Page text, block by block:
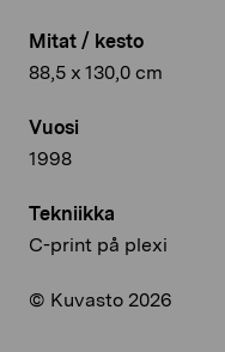
Mitat / kesto
88,5 x 130,0 cm
Vuosi
1998
Tekniikka
C-print på plexi
© Kuvasto 2026